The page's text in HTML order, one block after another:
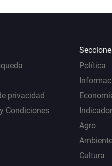
privacidad
Condiciones
Política
Agro
Ambiente
Cultura